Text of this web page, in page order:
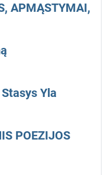
APMĄSTYMAI,
Yla
POEZIJOS